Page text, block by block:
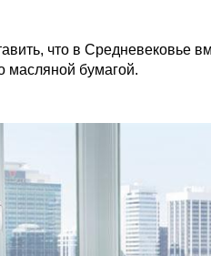
что в
масляной бумагой.